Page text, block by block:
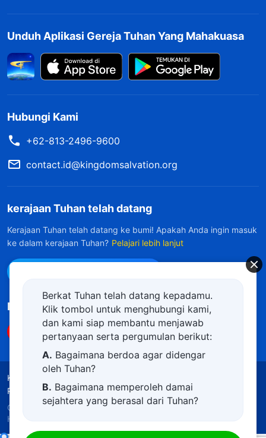
Unduh Aplikasi Gereja Tuhan Yang Mahakuasa
Hubungi Kami
+62-813-2496-9600
contact.id@kingdomsalvation.org
kerajaan Tuhan telah datang
Kerajaan Tuhan telah datang ke bumi! Apakah Anda ingin masuk
ke dalam kerajaan Tuhan? Pelajari lebih lanjut
Ikuti Kami
Ketentuan Penggunaan
Penghargaan
Kebijakan Cookie
Copyright © 2026Gereja Tuhan Yang Mahakuasa.
Hak Cipta Dilindungi Undang-Undang.
Berkat Tuhan telah datang kepadamu.
Klik tombol untuk menghubungi kami,
dan kami siap membantu menjawab
pertanyaan serta pergumulan berikut:
A. Bagaimana berdoa agar didengar
oleh Tuhan?
B. Bagaimana memperoleh damai
sejahtera yang berasal dari Tuhan?